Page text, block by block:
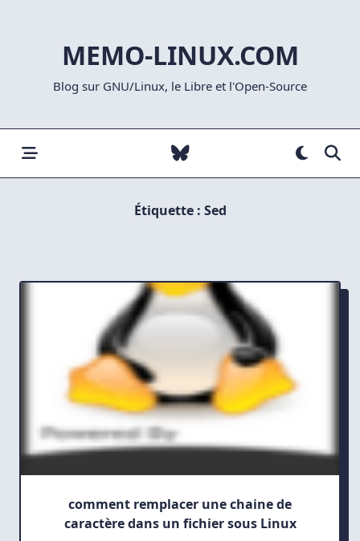
MEMO-LINUX.COM
Blog sur GNU/Linux, le Libre et l'Open-Source
Étiquette : Sed
comment remplacer une chaine de
caractère dans un fichier sous Linux